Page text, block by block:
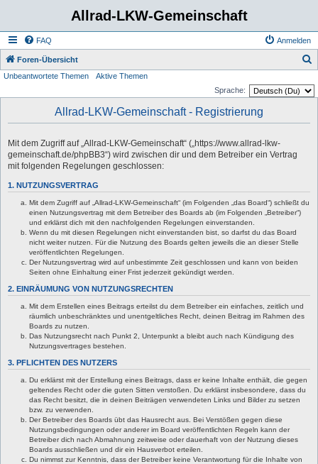
Allrad-LKW-Gemeinschaft
FAQ Anmelden
Foren-Übersicht
Unbeantwortete Themen
Aktive Themen
Sprache:
Allrad-LKW-Gemeinschaft - Registrierung
Mit dem Zugriff auf „Allrad-LKW-Gemeinschaft“ („https://www.allrad-lkw-
gemeinschaft.de/phpBB3“) wird zwischen dir und dem Betreiber ein Vertrag
mit folgenden Regelungen geschlossen:
1. NUTZUNGSVERTRAG
Mit dem Zugriff auf „Allrad-LKW-Gemeinschaft“ (im Folgenden „das Board“) schließt du
einen Nutzungsvertrag mit dem Betreiber des Boards ab (im Folgenden „Betreiber“)
und erklärst dich mit den nachfolgenden Regelungen einverstanden.
Wenn du mit diesen Regelungen nicht einverstanden bist, so darfst du das Board
nicht weiter nutzen. Für die Nutzung des Boards gelten jeweils die an dieser Stelle
veröffentlichten Regelungen.
Der Nutzungsvertrag wird auf unbestimmte Zeit geschlossen und kann von beiden
Seiten ohne Einhaltung einer Frist jederzeit gekündigt werden.
2. EINRÄUMUNG VON NUTZUNGSRECHTEN
Mit dem Erstellen eines Beitrags erteilst du dem Betreiber ein einfaches, zeitlich und
räumlich unbeschränktes und unentgeltliches Recht, deinen Beitrag im Rahmen des
Boards zu nutzen.
Das Nutzungsrecht nach Punkt 2, Unterpunkt a bleibt auch nach Kündigung des
Nutzungsvertrages bestehen.
3. PFLICHTEN DES NUTZERS
Du erklärst mit der Erstellung eines Beitrags, dass er keine Inhalte enthält, die gegen
geltendes Recht oder die guten Sitten verstoßen. Du erklärst insbesondere, dass du
das Recht besitzt, die in deinen Beiträgen verwendeten Links und Bilder zu setzen
bzw. zu verwenden.
Der Betreiber des Boards übt das Hausrecht aus. Bei Verstößen gegen diese
Nutzungsbedingungen oder anderer im Board veröffentlichten Regeln kann der
Betreiber dich nach Abmahnung zeitweise oder dauerhaft von der Nutzung dieses
Boards ausschließen und dir ein Hausverbot erteilen.
Du nimmst zur Kenntnis, dass der Betreiber keine Verantwortung für die Inhalte von